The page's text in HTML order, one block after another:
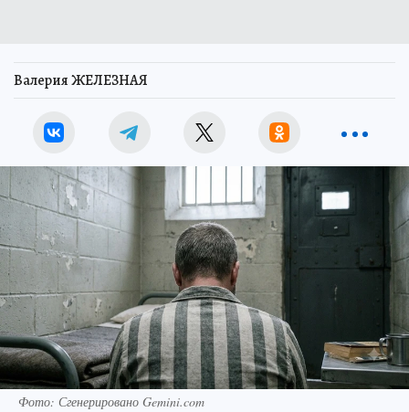
Валерия ЖЕЛЕЗНАЯ
Фото: Сгенерировано Gemini.com